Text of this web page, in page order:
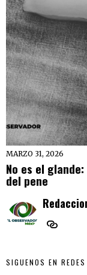
MARZO 31, 2026
No es el
del pene
SIGUENOS EN REDES